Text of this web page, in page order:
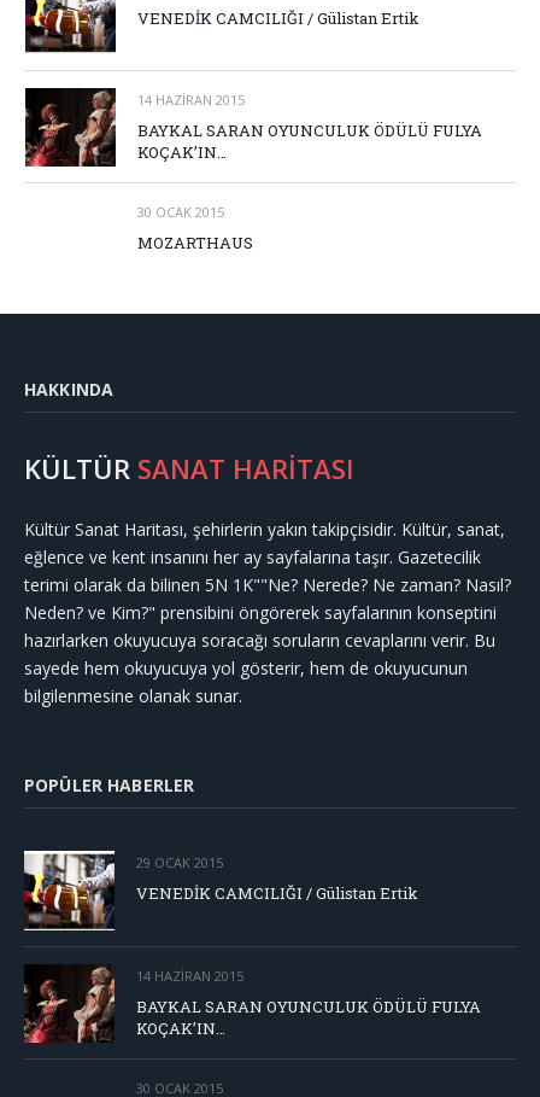
VENEDİK CAMCILIĞI / Gülistan Ertik
14 HAZIRAN 2015
BAYKAL SARAN OYUNCULUK ÖDÜLÜ FULYA
KOÇAK’IN…
30 OCAK 2015
MOZARTHAUS
HAKKINDA
KÜLTÜR SANAT HARİTASI
Kültür Sanat Haritası, şehirlerin yakın takipçisidir. Kültür, sanat,
eğlence ve kent insanını her ay sayfalarına taşır. Gazetecilik
terimi olarak da bilinen 5N 1K""Ne? Nerede? Ne zaman? Nasıl?
Neden? ve Kim?" prensibini öngörerek sayfalarının konseptini
hazırlarken okuyucuya soracağı soruların cevaplarını verir. Bu
sayede hem okuyucuya yol gösterir, hem de okuyucunun
bilgilenmesine olanak sunar.
POPÜLER HABERLER
29 OCAK 2015
VENEDİK CAMCILIĞI / Gülistan Ertik
14 HAZIRAN 2015
BAYKAL SARAN OYUNCULUK ÖDÜLÜ FULYA
KOÇAK’IN…
30 OCAK 2015